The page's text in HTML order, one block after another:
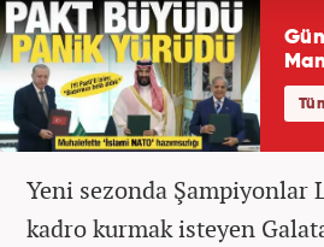
Yeni sezonda Şampiyonlar
kadro kurmak isteyen